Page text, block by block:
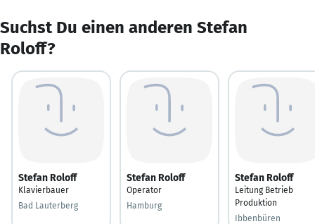
Suchst Du einen anderen Stefan
Roloff?
Stefan Roloff
Klavierbauer
Bad Lauterberg
Stefan Roloff
Operator
Hamburg
Stefan Roloff
Leitung Betrieb
Produktion
Ibbenbüren